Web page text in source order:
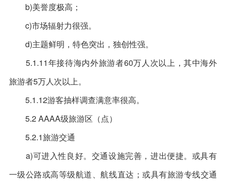
b)美誉度极高；
c)市场辐射力很强。
d)主题鲜明，特色突出，独创性强。
5.1.11年接待海内外旅游者60万人次以上，其中海外
旅游者5万人次以上。
5.1.12游客抽样调查满意率很高。
5.2 AAAA级旅游区（点）
5.2.1旅游交通
a)可进入性良好。交通设施完善，进出便捷。或具有
一级公路或高等级航道、航线直达；或具有旅游专线交通